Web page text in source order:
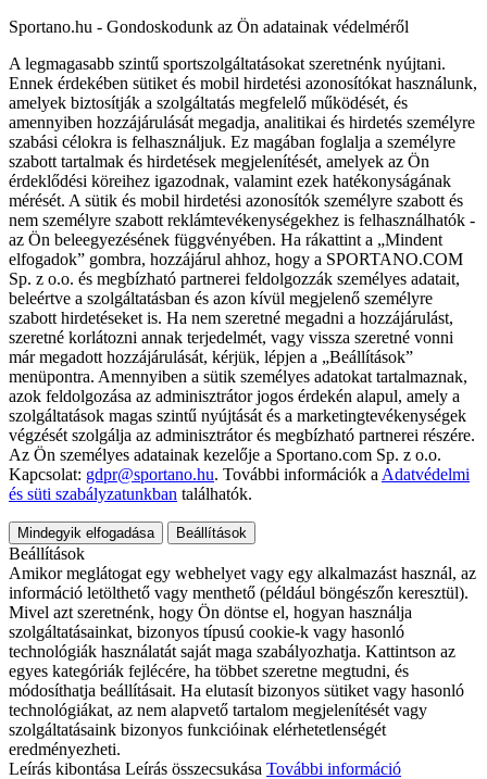
Sportano.hu - Gondoskodunk az Ön adatainak védelméről
A legmagasabb szintű sportszolgáltatásokat szeretnénk nyújtani.
Ennek érdekében sütiket és mobil hirdetési azonosítókat használunk,
amelyek biztosítják a szolgáltatás megfelelő működését, és
amennyiben hozzájárulását megadja, analitikai és hirdetés személyre
szabási célokra is felhasználjuk. Ez magában foglalja a személyre
szabott tartalmak és hirdetések megjelenítését, amelyek az Ön
érdeklődési köreihez igazodnak, valamint ezek hatékonyságának
mérését. A sütik és mobil hirdetési azonosítók személyre szabott és
nem személyre szabott reklámtevékenységekhez is felhasználhatók -
az Ön beleegyezésének függvényében. Ha rákattint a „Mindent
elfogadok” gombra, hozzájárul ahhoz, hogy a SPORTANO.COM
Sp. z o.o. és megbízható partnerei feldolgozzák személyes adatait,
beleértve a szolgáltatásban és azon kívül megjelenő személyre
szabott hirdetéseket is. Ha nem szeretné megadni a hozzájárulást,
szeretné korlátozni annak terjedelmét, vagy vissza szeretné vonni
már megadott hozzájárulását, kérjük, lépjen a „Beállítások”
menüpontra. Amennyiben a sütik személyes adatokat tartalmaznak,
azok feldolgozása az adminisztrátor jogos érdekén alapul, amely a
szolgáltatások magas szintű nyújtását és a marketingtevékenységek
végzését szolgálja az adminisztrátor és megbízható partnerei részére.
Az Ön személyes adatainak kezelője a Sportano.com Sp. z o.o.
Kapcsolat: gdpr@sportano.hu. További információk a Adatvédelmi
és süti szabályzatunkban találhatók.
Mindegyik elfogadása Beállítások
Beállítások
Amikor meglátogat egy webhelyet vagy egy alkalmazást használ, az
információ letölthető vagy menthető (például böngészőn keresztül).
Mivel azt szeretnénk, hogy Ön döntse el, hogyan használja
szolgáltatásainkat, bizonyos típusú cookie-k vagy hasonló
technológiák használatát saját maga szabályozhatja. Kattintson az
egyes kategóriák fejlécére, ha többet szeretne megtudni, és
módosíthatja beállításait. Ha elutasít bizonyos sütiket vagy hasonló
technológiákat, az nem alapvető tartalom megjelenítését vagy
szolgáltatásaink bizonyos funkcióinak elérhetetlenségét
eredményezheti.
Leírás kibontása Leírás összecsukása További információ